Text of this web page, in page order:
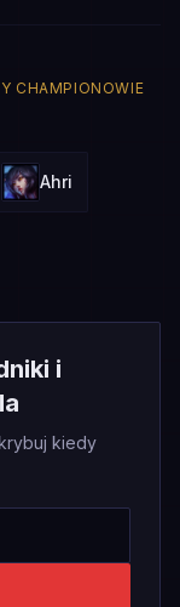
CHAMPIONOWIE
Ahri
i
kiedy